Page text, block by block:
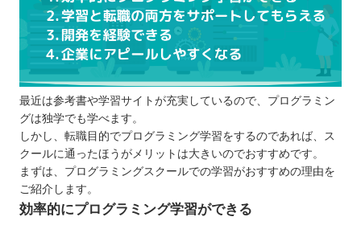
受講形式が自分に合っているか
目的に合ったプログラミング学習ができる
か
ポートフォリオ作成の指導があるか
どんな企業に転職した実績があるか
先端技術や最新情報に詳しい講師がいるか
転職サポートが整っているか
受講費用がお得になる制度はあるか
ルなのか
最近は参考書や学習サイトが充実しているので、プログラミン
グは独学でも学べます。
しかし、転職目的でプログラミング学習をするのであれば、ス
クールに通ったほうがメリットは大きいのでおすすめです。
まずは、プログラミングスクールでの学習がおすすめの理由を
ご紹介します。
効率的にプログラミング学習ができる